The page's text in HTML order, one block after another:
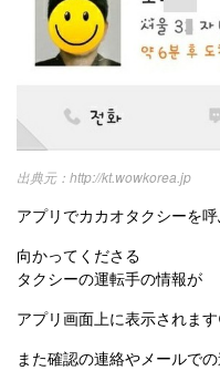
http://kt.wowkorea.jp
アプリでカカオタクシーを
向かってくださる
タクシーの運転手の情報が
アプリ画面上に表示されま
また確認の連絡やメールで